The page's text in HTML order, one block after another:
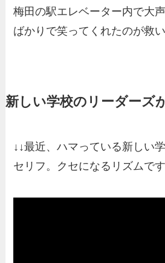
梅田の駅エレベーター内で大
ばかりで笑ってくれたのが救
新しい学校のリーダーズ
↓↓最近、ハマっている新しい
セリフ。クセになるリズムで